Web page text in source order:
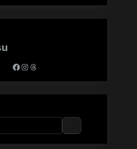
Facebook
Instagram
Threads